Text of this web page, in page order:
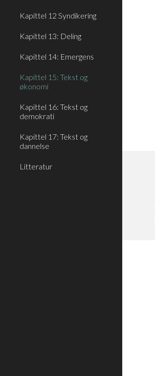
Kapittel 12 Syndikering
Kapittel 13: Deling
Kapittel 14: Emergens
Kapittel 15: Tekst og
økonomi
Kapittel 16: Tekst og
demokrati
Kapittel 17: Tekst og
dannelse
Litteratur